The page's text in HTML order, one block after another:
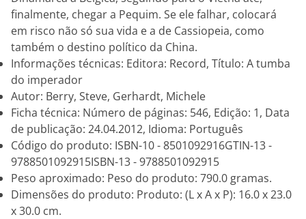
finalmente, chegar a Pequim. Se ele falhar, colocará
em risco não só sua vida e a de Cassiopeia, como
também o destino político da China.
Informações técnicas: Editora: Record, Título: A tumba
do imperador
Autor: Berry, Steve, Gerhardt, Michele
Ficha técnica: Número de páginas: 546, Edição: 1, Data
de publicação: 24.04.2012, Idioma: Português
Código do produto: ISBN-10 - 8501092916GTIN-13 -
9788501092915ISBN-13 - 9788501092915
Peso aproximado: Peso do produto: 790.0 gramas.
Dimensões do produto: Produto: (L x A x P): 16.0 x 23.0
x 30.0 cm.